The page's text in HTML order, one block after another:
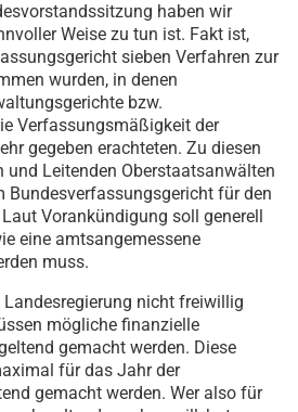
haben wir
Weise zu tun ist. Fakt ist,
sieben Verfahren zur
wurden, in denen
bzw.
Verfassungsmäßigkeit der
gegeben erachteten. Zu diesen
und Leitenden Oberstaatsanwälten
Bundesverfassungsgericht für den
Vorankündigung soll generell
eine amtsangemessene
muss.
nicht freiwillig
mögliche finanzielle
gemacht werden. Diese
für das Jahr der
gemacht werden. Wer also für